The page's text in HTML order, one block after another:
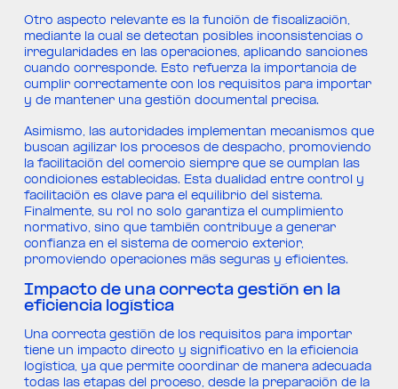
Otro aspecto relevante es la función de fiscalización,
mediante la cual se detectan posibles inconsistencias o
irregularidades en las operaciones, aplicando sanciones
cuando corresponde. Esto refuerza la importancia de
cumplir correctamente con los requisitos para importar
y de mantener una gestión documental precisa.
Asimismo, las autoridades implementan mecanismos que
buscan agilizar los procesos de despacho, promoviendo
la facilitación del comercio siempre que se cumplan las
condiciones establecidas. Esta dualidad entre control y
facilitación es clave para el equilibrio del sistema.
Finalmente, su rol no solo garantiza el cumplimiento
normativo, sino que también contribuye a generar
confianza en el sistema de comercio exterior,
promoviendo operaciones más seguras y eficientes.
Impacto de una correcta gestión en la
eficiencia logística
Una correcta gestión de los requisitos para importar
tiene un impacto directo y significativo en la eficiencia
logística, ya que permite coordinar de manera adecuada
todas las etapas del proceso, desde la preparación de la